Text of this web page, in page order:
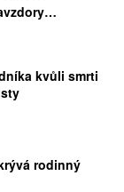
kvůli smrti
rodinný